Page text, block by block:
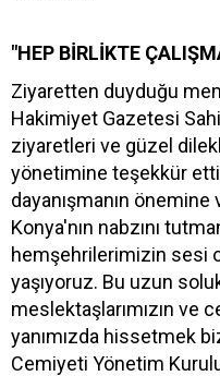
"HEP BİRLİKTE
Ziyaretten duyduğu
Hakimiyet Gazetesi
ziyaretleri ve güzel
yönetimine teşekkür
dayanışmanın önemine
Konya'nın nabzını
hemşehrilerimizin sesi
yaşıyoruz. Bu uzun
meslektaşlarımızın ve
yanımızda hissetmek
Cemiyeti Yönetim